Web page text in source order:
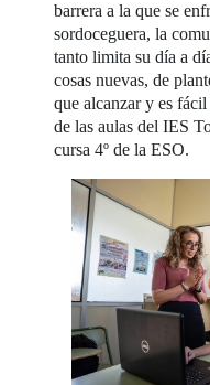
barrera a la que se
sordoceguera, la
tanto limita su día a
cosas nuevas, de
que alcanzar y es
de las aulas del IES
cursa 4º de la ESO.